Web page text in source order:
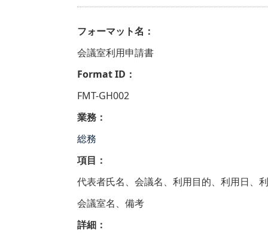
フォーマット名：
会議室利用申請書
Format ID：
FMT-GH002
業務：
総務
項目：
代表者氏名、会議名、利用目的、利用日、
会議室名、備考
詳細：